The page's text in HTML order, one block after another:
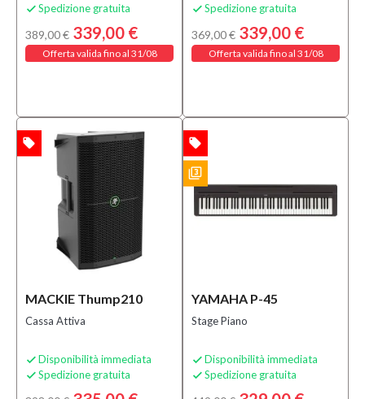
 Spedizione gratuita
389,00 € 339,00 €
Offerta valida fino al 31/08
 Spedizione gratuita
369,00 € 339,00 €
Offerta valida fino al 31/08
MACKIE Thump210
Cassa Attiva
 Disponibilità immediata
 Spedizione gratuita
local_offer
YAMAHA P-45
Stage Piano
 Disponibilità immediata
 Spedizione gratuita
OFFERTA local_offer
BUNDLES filter_3